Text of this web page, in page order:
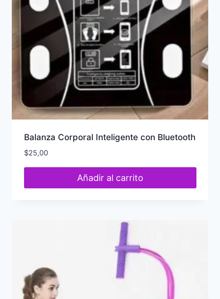
Balanza Corporal Inteligente con Bluetooth
$25,00
Añadir al carrito